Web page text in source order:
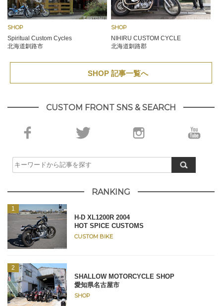
SHOP
Spiritual Custom Cycles
北海道釧路市
SHOP
NIHIRU CUSTOM CYCLE
北海道釧路郡
SHOP 記事一覧へ
CUSTOM FRONT SNS & SEARCH
RANKING
H-D XL1200R 2004
HOT SPICE CUSTOMS
CUSTOM BIKE
SHALLOW MOTORCYCLE SHOP
愛知県名古屋市
SHOP